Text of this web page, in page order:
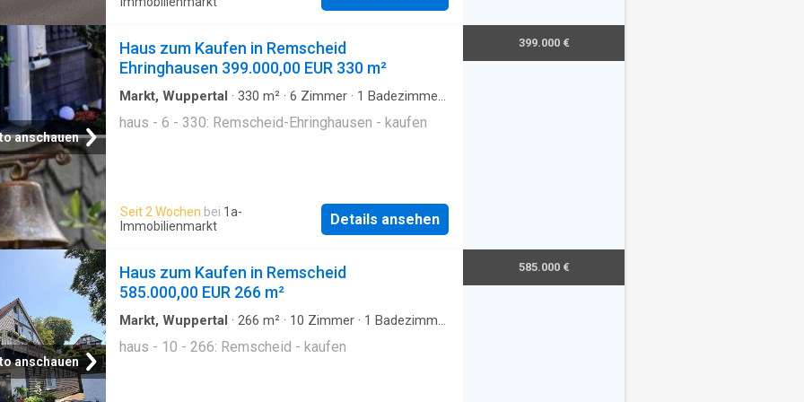
anschauen
Haus zum Kaufen in Remscheid
Ehringhausen 399.000,00 EUR 330 m²
Markt, Wuppertal · 330 m² · 6 Zimmer · 1 Badezimmer·
haus - 6 - 330: Remscheid-Ehringhausen - kaufen
Seit 2 Wochen bei 1a-
Immobilienmarkt
Details ansehen
399.000 €
anschauen
Haus zum Kaufen in Remscheid
585.000,00 EUR 266 m²
Markt, Wuppertal · 266 m² · 10 Zimmer · 1 Badezimmer
haus - 10 - 266: Remscheid - kaufen
585.000 €